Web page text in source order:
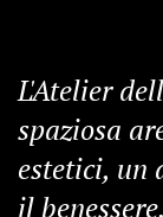
L'Atelier
spaziosa
estetici, un
il